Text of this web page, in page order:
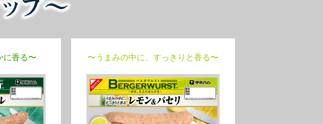
に香る〜 〜うまみの中に、すっきりと香る〜